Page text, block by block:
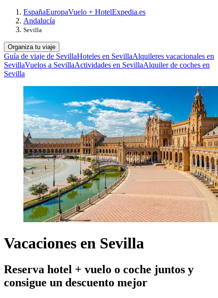
EspañaEuropaVuelo + HotelExpedia.es
Andalucía
Sevilla
Organiza tu viaje
Guía de viaje de SevillaHoteles en SevillaAlquileres vacacionales en
SevillaVuelos a SevillaActividades en SevillaAlquiler de coches en
Sevilla
Vacaciones en Sevilla
Reserva hotel + vuelo o coche juntos y
consigue un descuento mejor